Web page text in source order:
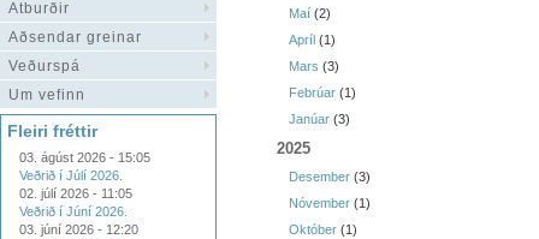
Atburðir
Aðsendar greinar
Veðurspá
Um vefinn
Fleiri fréttir
03. ágúst 2026 - 15:05
Veðrið í Júlí 2026.
02. júlí 2026 - 11:05
Veðrið í Júní 2026.
03. júní 2026 - 12:20
Maí (2)
Apríl (1)
Mars (3)
Febrúar (1)
Janúar (3)
2025
Desember (3)
Nóvember (1)
Október (1)